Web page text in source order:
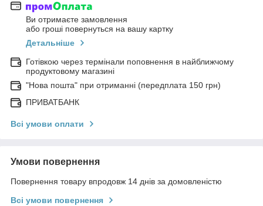
Ви отримаєте замовлення
або гроші повернуться на вашу картку
Детальніше
Готівкою через термінали поповнення в найближчому
продуктовому магазині
"Нова пошта" при отриманні (передплата 150 грн)
ПРИВАТБАНК
Всі умови оплати
Умови повернення
Повернення товару впродовж 14 днів за домовленістю
Всі умови повернення